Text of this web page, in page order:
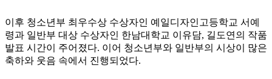
이후 청소년부 최우수상 수상자인 예일디자인고등학교 서예
령과 일반부 대상 수상자인 한남대학교 이유담, 길도연의 작품
발표 시간이 주어졌다. 이어 청소년부와 일반부의 시상이 많은
축하와 웃음 속에서 진행되었다.